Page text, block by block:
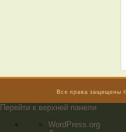
Все права защищены
Перейти к верхней панели
WordPress.org